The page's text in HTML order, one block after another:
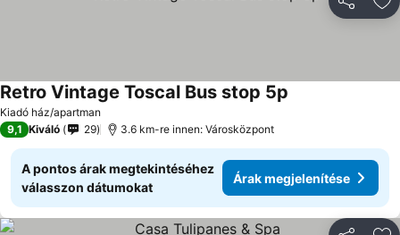
Kiadó ház/apartman
Retro Vintage Toscal Bus stop 5p
9,1 Kiváló 29 3.6 km-re innen: Városközpont
A pontos árak megtekintéséhez
válasszon dátumokat
Árak megjelenítése